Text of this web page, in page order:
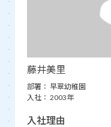
藤井美里
部署： 早翠幼稚園
入社： 2003年
入社理由